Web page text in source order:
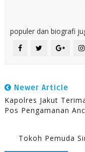
populer dan biografi
Newer Article
Kapolres Jakut
Pos Pengamanan
Tokoh Pemuda